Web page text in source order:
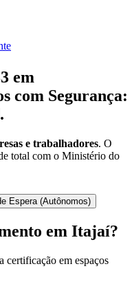
em
com Segurança:
e trabalhadores. O
total com o Ministério do
Espera (Autônomos)
em Itajaí?
certificação em espaços